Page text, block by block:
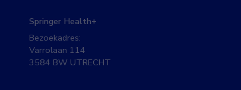
Springer Health+
Bezoekadres:
Varrolaan 114
3584 BW UTRECHT